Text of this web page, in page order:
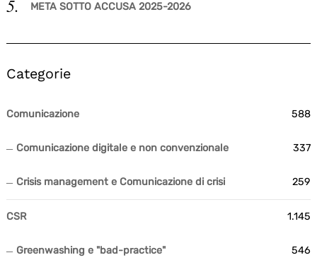
META SOTTO ACCUSA 2025-2026
Categorie
Comunicazione 588
Comunicazione digitale e non convenzionale 337
Crisis management e Comunicazione di crisi 259
CSR 1.145
Greenwashing e "bad-practice" 546